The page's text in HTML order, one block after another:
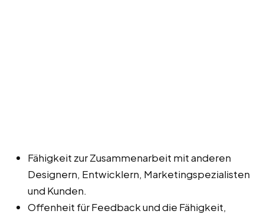
Fähigkeit zur Zusammenarbeit mit anderen
Designern, Entwicklern, Marketingspezialisten
und Kunden.
Offenheit für Feedback und die Fähigkeit,